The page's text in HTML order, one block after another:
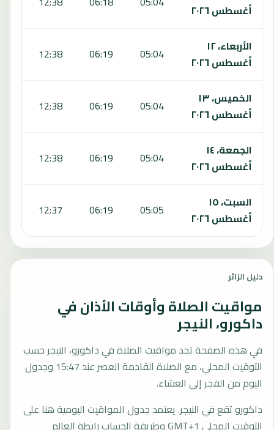
أغسطس ٢٠٢٦
الأربعاء، ١٢
أغسطس ٢٠٢٦
05:04
06:19
12:38
الخميس، ١٣
أغسطس ٢٠٢٦
05:04
06:19
12:38
الجمعة، ١٤
أغسطس ٢٠٢٦
05:04
06:19
12:38
السبت، ١٥
أغسطس ٢٠٢٦
05:05
06:19
12:37
دليل الزائر
مواقيت الصلاة وأوقات الأذان في
داكورو، النيجر
في هذه الصفحة تجد مواقيت الصلاة في داكورو، النيجر حسب
التوقيت المحلي، مع الصلاة القادمة العصر عند 15:47 وجدول
اليوم من الفجر إلى العشاء.
داكورو تقع في النيجر. يعتمد جدول المواقيت اليومية هنا على
التوقيت المحلي GMT+1 وطريقة الحساب رابطة العالم